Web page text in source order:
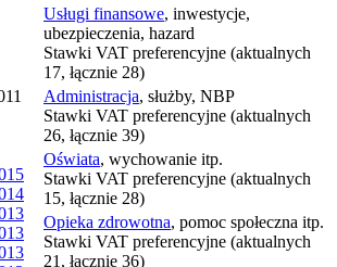
Usługi finansowe, inwestycje,
ubezpieczenia, hazard
Stawki VAT preferencyjne (aktualnych
17, łącznie 28)
Administracja, służby, NBP
Stawki VAT preferencyjne (aktualnych
26, łącznie 39)
Oświata, wychowanie itp.
Stawki VAT preferencyjne (aktualnych
15, łącznie 28)
Opieka zdrowotna, pomoc społeczna itp.
Stawki VAT preferencyjne (aktualnych
21, łącznie 36)